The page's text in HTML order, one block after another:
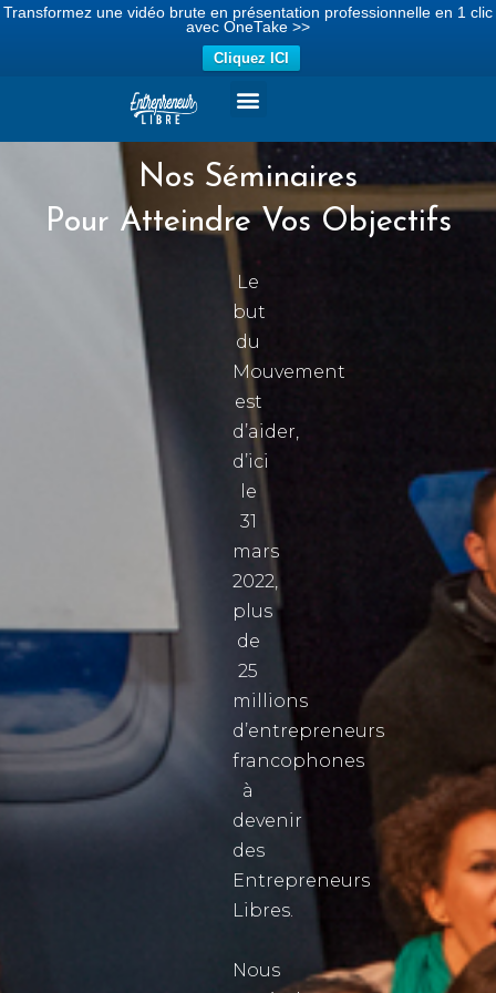
Transformez une vidéo brute en présentation professionnelle en 1 clic
avec OneTake >>
Cliquez ICI
Nos Séminaires
Pour Atteindre Vos Objectifs
Le
but
du
Mouvement
est
d’aider,
d’ici
le
31
mars
2022,
plus
de
25
millions
d’entrepreneurs
francophones
à
devenir
des
Entrepreneurs
Libres.
Nous